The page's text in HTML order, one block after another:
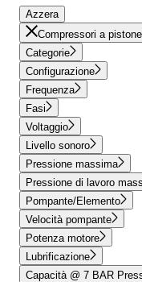
Azzera
Compressori a
Categorie
Configurazione
Frequenza
Fasi
Voltaggio
Livello sonoro
Pressione massima
Pressione di lavoro
Pompante/Elemento
Velocità pompante
Potenza motore
Lubrificazione
Capacità @ 7 BAR